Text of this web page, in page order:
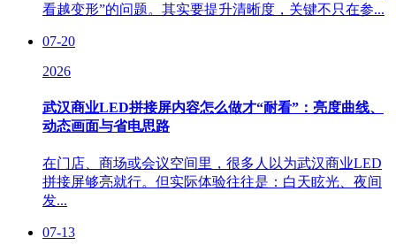
看越变形”的问题。其实要提升清晰度，关键不只在参...
07-20
2026
武汉商业LED拼接屏内容怎么做才“耐看”：亮度曲线、
动态画面与省电思路
在门店、商场或会议空间里，很多人以为武汉商业LED
拼接屏够亮就行。但实际体验往往是：白天眩光、夜间
发...
07-13